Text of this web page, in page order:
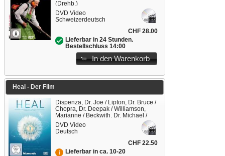
(Drehb.)
DVD Video
Schweizerdeutsch
CHF 28.00
Lieferbar in 24 Stunden.
Bestellschluss 14:00
In den Warenkorb
Heal - Der Film
Dispenza, Dr. Joe / Lipton, Dr. Bruce /
Chopra, Dr. Deepak / Williamson,
Marianne / Beckwith, Dr. Michael /
Braden, Gregg / William, Anthony /
Moorjani, Anita
DVD Video
Deutsch
CHF 22.50
Lieferbar in ca. 10-20